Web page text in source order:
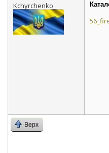
Kchyrchenko
Верх